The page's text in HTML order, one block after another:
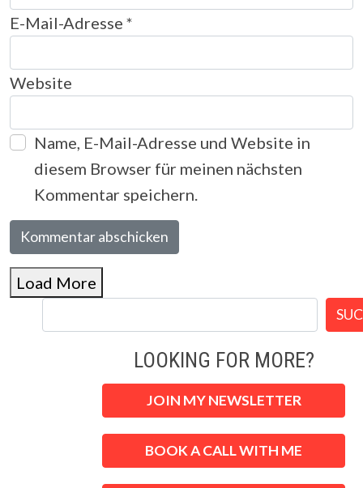
E-Mail-Adresse *
Website
Name, E-Mail-Adresse und Website in
diesem Browser für meinen nächsten
Kommentar speichern.
Load More
LOOKING FOR MORE?
JOIN MY NEWSLETTER
BOOK A CALL WITH ME